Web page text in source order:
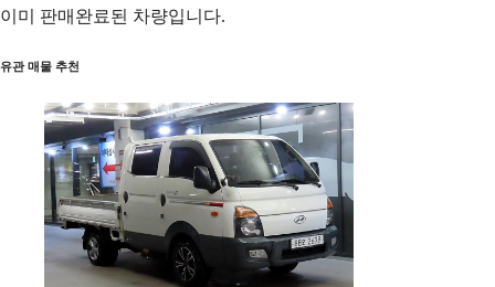
이미 판매완료된 차량입니다.
유관 매물 추천